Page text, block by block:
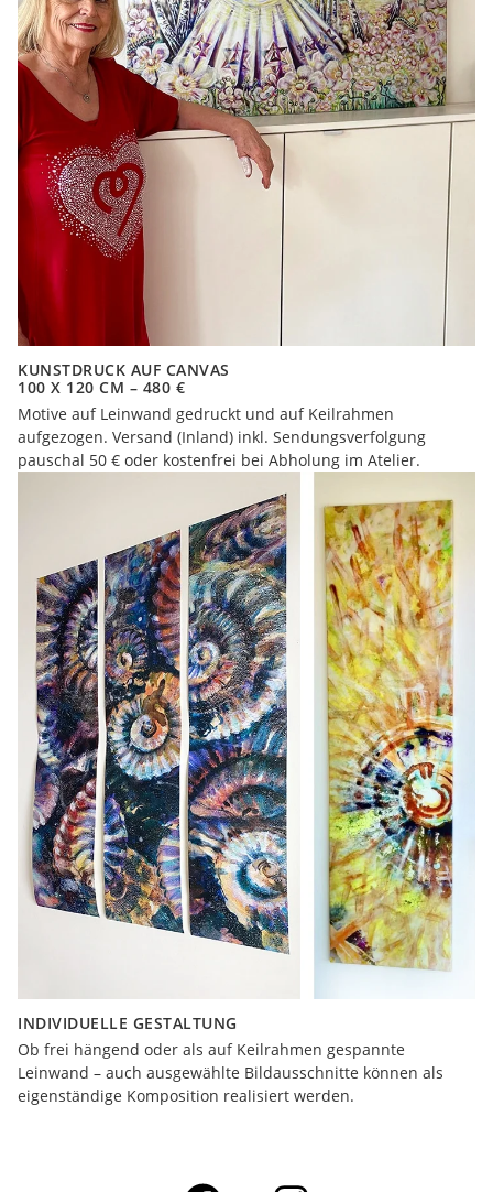
KUNSTDRUCK AUF CANVAS
100 X 120 CM – 480 €
Motive auf Leinwand gedruckt und auf Keilrahmen
aufgezogen. Versand (Inland) inkl. Sendungsverfolgung
pauschal 50 € oder kostenfrei bei Abholung im Atelier.
INDIVIDUELLE GESTALTUNG
Ob frei hängend oder als auf Keilrahmen gespannte
Leinwand – auch ausgewählte Bildausschnitte können als
eigenständige Komposition realisiert werden.